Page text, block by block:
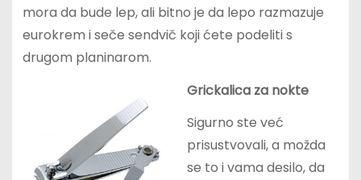
mora da bude lep, ali bitno je da lepo razmazuje
eurokrem i seče sendvič koji ćete podeliti s
drugom planinarom.
Grickalica za nokte
Sigurno ste već
prisustvovali, a možda
se to i vama desilo, da